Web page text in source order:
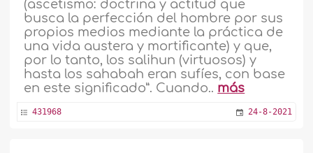
(ascetismo: doctrina y actitud que
busca la perfección del hombre por sus
propios medios mediante la práctica de
una vida austera y mortificante) y que,
por lo tanto, los salihun (virtuosos) y
hasta los sahabah eran sufíes, con base
en este significado”. Cuando.. más
431968 24-8-2021